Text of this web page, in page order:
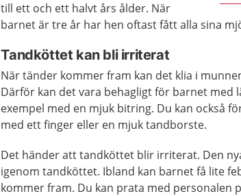
till ett och ett halvt års ålder. När
barnet är tre år har hen oftast fått alla sina
Tandköttet kan bli irriterat
När tänder kommer fram kan det klia i
Därför kan det vara behagligt för barnet med
exempel med en mjuk bitring. Du kan också
med ett finger eller en mjuk tandborste.
Det händer att tandköttet blir irriterat. Den
igenom tandköttet. Ibland kan barnet få lite
kommer fram. Du kan prata med personalen